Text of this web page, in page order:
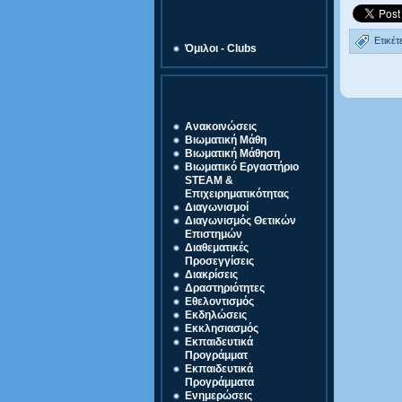
Όμιλοι - Clubs
Ανακοινώσεις
Βιωματική Μάθη
Βιωματική Μάθηση
Βιωματικό Εργαστήριο
STEAM &
Επιχειρηματικότητας
Διαγωνισμοί
Διαγωνισμός Θετικών
Επιστημών
Διαθεματικές
Προσεγγίσεις
Διακρίσεις
Δραστηριότητες
Εθελοντισμός
Εκδηλώσεις
Εκκλησιασμός
Εκπαιδευτικά
Προγράμματ
Εκπαιδευτικά
Προγράμματα
Ενημερώσεις